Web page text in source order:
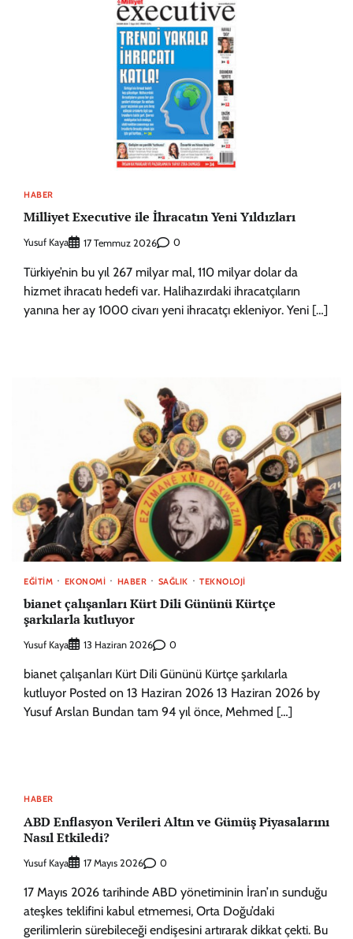
HABER
Milliyet Executive ile İhracatın Yeni Yıldızları
Yusuf Kaya 17 Temmuz 2026 0
Türkiye’nin bu yıl 267 milyar mal, 110 milyar dolar da
hizmet ihracatı hedefi var. Halihazırdaki ihracatçıların
yanına her ay 1000 civarı yeni ihracatçı ekleniyor. Yeni […]
EĞITIM EKONOMI HABER SAĞLIK TEKNOLOJI
bianet çalışanları Kürt Dili Gününü Kürtçe
şarkılarla kutluyor
Yusuf Kaya 13 Haziran 2026 0
bianet çalışanları Kürt Dili Gününü Kürtçe şarkılarla
kutluyor Posted on 13 Haziran 2026 13 Haziran 2026 by
Yusuf Arslan Bundan tam 94 yıl önce, Mehmed […]
HABER
ABD Enflasyon Verileri Altın ve Gümüş Piyasalarını
Nasıl Etkiledi?
Yusuf Kaya 17 Mayıs 2026 0
17 Mayıs 2026 tarihinde ABD yönetiminin İran’ın sunduğu
ateşkes teklifini kabul etmemesi, Orta Doğu’daki
gerilimlerin sürebileceği endişesini artırarak dikkat çekti. Bu